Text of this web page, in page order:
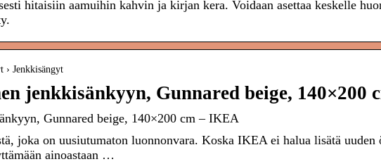
hitaisiin aamuihin kahvin ja kirjan kera. Voidaan asettaa keskelle
› Jenkkisängyt
jenkkisänkyyn, Gunnared beige, 140×200
Gunnared beige, 140×200 cm – IKEA
joka on uusiutumaton luonnonvara. Koska IKEA ei halua lisätä
ainoastaan …